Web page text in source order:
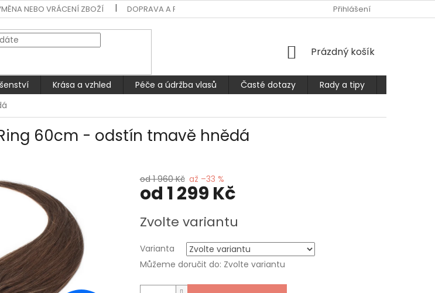
NEBO VRÁCENÍ ZBOŽÍ DOPRAVA A PLATBA OBCHODNÍ PODMÍNKY
Přihlášení
NÁKUPNÍ
Prázdný košík
Krása a vzhled Péče a údržba vlasů Časté dotazy Rady a tipy
60cm - odstín tmavě hnědá
od 1 960 Kč až –33 %
od 1 299 Kč
cena:
Zvolte variantu
Varianta
Můžeme doručit do: Zvolte variantu